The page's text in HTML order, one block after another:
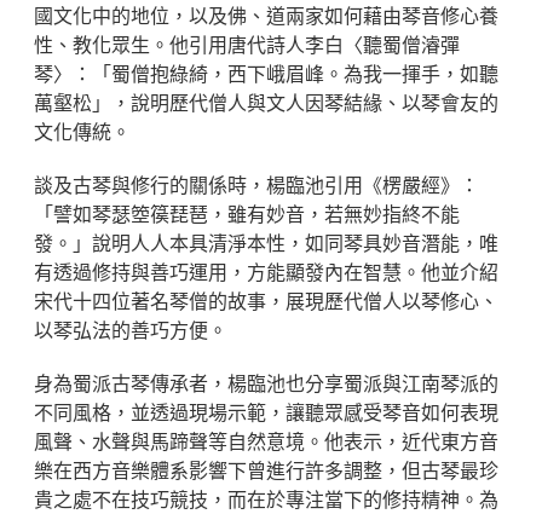
國文化中的地位，以及佛、道兩家如何藉由琴音修心養
性、教化眾生。他引用唐代詩人李白〈聽蜀僧濬彈
琴〉：「蜀僧抱綠綺，西下峨眉峰。為我一揮手，如聽
萬壑松」，說明歷代僧人與文人因琴結緣、以琴會友的
文化傳統。
談及古琴與修行的關係時，楊臨池引用《楞嚴經》：
「譬如琴瑟箜篌琵琶，雖有妙音，若無妙指終不能
發。」說明人人本具清淨本性，如同琴具妙音潛能，唯
有透過修持與善巧運用，方能顯發內在智慧。他並介紹
宋代十四位著名琴僧的故事，展現歷代僧人以琴修心、
以琴弘法的善巧方便。
身為蜀派古琴傳承者，楊臨池也分享蜀派與江南琴派的
不同風格，並透過現場示範，讓聽眾感受琴音如何表現
風聲、水聲與馬蹄聲等自然意境。他表示，近代東方音
樂在西方音樂體系影響下曾進行許多調整，但古琴最珍
貴之處不在技巧競技，而在於專注當下的修持精神。為